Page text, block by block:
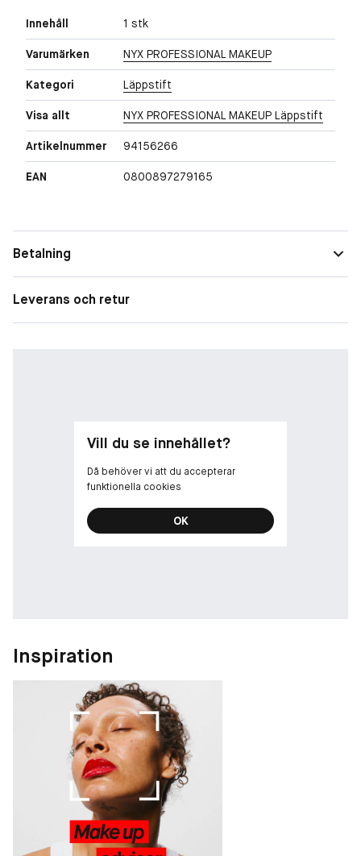
Innehåll 1 stk
Varumärken NYX PROFESSIONAL MAKEUP
Kategori Läppstift
Visa allt NYX PROFESSIONAL MAKEUP Läppstift
Artikelnummer 94156266
EAN 0800897279165
Betalning
Leverans och retur
Vill du se innehållet?
Då behöver vi att du accepterar
funktionella cookies
OK
Inspiration